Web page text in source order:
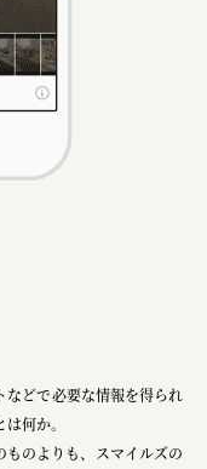
などで必要な情報を得られ
何か。
ものよりも、スマイルズの